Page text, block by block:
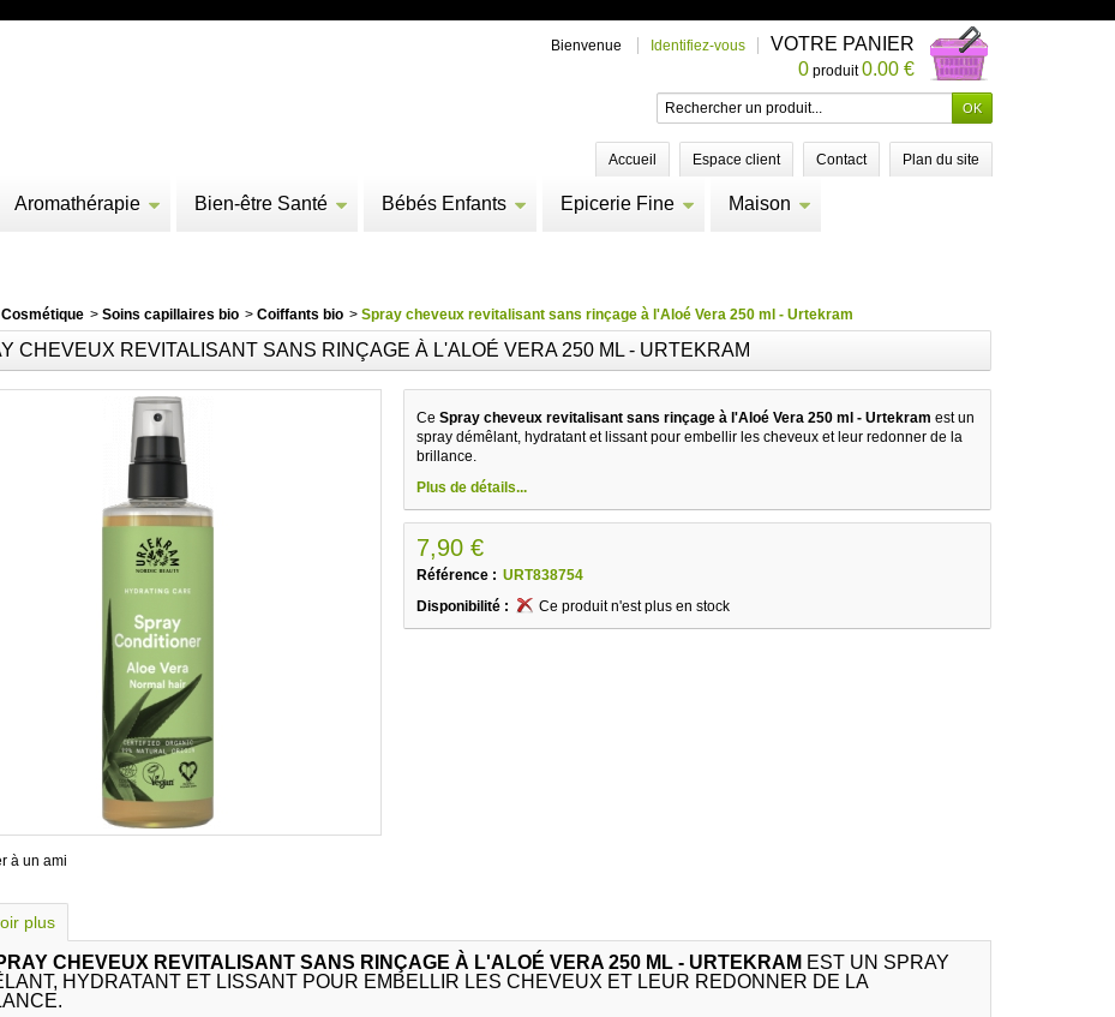
Bienvenue Identifiez-vous
VOTRE PANIER
0 produit0.00 €
Accueil Espace client Contact Plan du site
Aromathérapie Bien-être Santé Bébés Enfants Epicerie Fine Maison
Cosmétique > Soins capillaires bio > Coiffants bio > Spray cheveux revitalisant sans rinçage à l'Aloé Vera 250 ml - Urtekram
CHEVEUX REVITALISANT SANS RINÇAGE À L'ALOÉ VERA 250 ML - URTEKRAM
à un ami
CeSpray cheveux revitalisant sans rinçage à l'Aloé Vera 250 ml - Urtekram est un
spray démêlant, hydratant et lissant pour embellir les cheveux et leur redonner de la
brillance.
Plus de détails...
7,90 €
Référence : URT838754
Disponibilité :
Ce produit n'est plus en stock
plus
CHEVEUX REVITALISANT SANS RINÇAGE À L'ALOÉ VERA 250 ML - URTEKRAM EST UN SPRAY
HYDRATANT ET LISSANT POUR EMBELLIR LES CHEVEUX ET LEUR REDONNER DE LA